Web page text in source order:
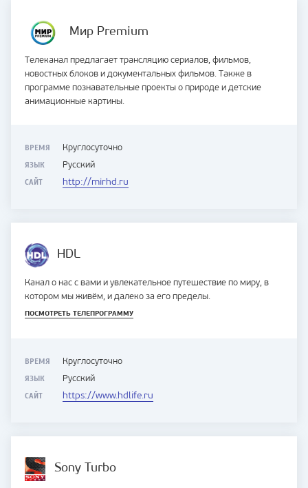
Мир Premium
Телеканал предлагает трансляцию сериалов, фильмов,
новостных блоков и документальных фильмов. Также в
программе познавательные проекты о природе и детские
анимационные картины.
ВРЕМЯ Круглосуточно
ЯЗЫК Русский
САЙТ http://mirhd.ru
HDL
Канал о нас с вами и увлекательное путешествие по миру, в
котором мы живём, и далеко за его пределы.
ПОСМОТРЕТЬ ТЕЛЕПРОГРАММУ
ВРЕМЯ Круглосуточно
ЯЗЫК Русский
САЙТ https://www.hdlife.ru
Sony Turbo